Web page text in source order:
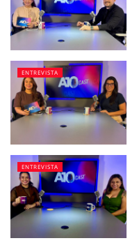
ENTREVISTA
ENTREVISTA